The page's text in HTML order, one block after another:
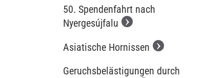
50. Spendenfahrt nach
Nyergesújfalu
Asiatische Hornissen
Geruchsbelästigungen durch